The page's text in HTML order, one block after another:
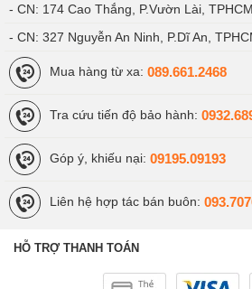
- CN: 174 Cao Thắng, P.Vườn Lài,
- CN: 327 Nguyễn An Ninh, P.Dĩ An,
Mua hàng từ xa: 089.661.2468
Tra cứu tiến độ bảo hành:
Góp ý, khiếu nại: 09195.09193
Liên hệ hợp tác bán buôn:
HỖ TRỢ THANH TOÁN